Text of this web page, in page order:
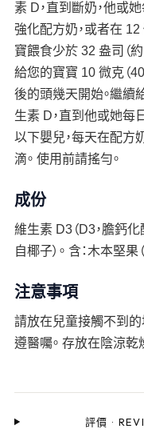
素 D，直到斷奶，他或
強化配方奶，或者在
寶餵食少於 32 盎司（
給您的寶寶 10 微克（
後的頭幾天開始。繼續
生素 D，直到他或她每
以下嬰兒，每天在配方
滴。 使用前請搖勻。
成份
維生素 D3（D3，膽鈣
自椰子）。 含：木本堅果
注意事項
請放在兒童接觸不到的
遵醫囑。 存放在陰涼乾
評價 ·